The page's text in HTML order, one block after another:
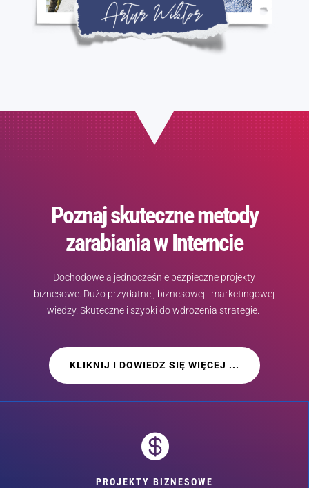
Poznaj skuteczne metody
zarabiania w Interncie
Dochodowe a jednocześnie bezpieczne projekty
biznesowe. Dużo przydatnej, biznesowej i marketingowej
wiedzy. Skuteczne i szybki do wdrożenia strategie.
KLIKNIJ I DOWIEDZ SIĘ WIĘCEJ ...

PROJEKTY BIZNESOWE